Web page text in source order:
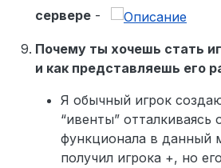
сервере -
Почему ты хочешь стать
и как представляешь его
Я обычный игрок
“ивенты” отталкиваясь
функционала в данный
получил игрока +, но